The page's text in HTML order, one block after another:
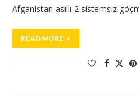
Afganistan asıllı 2 sistemsiz
READ MORE